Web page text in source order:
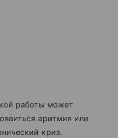
работы может
аритмия или
криз.